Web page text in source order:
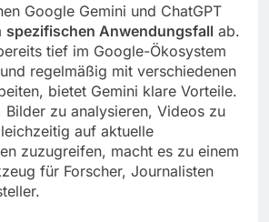
Google Gemini und ChatGPT
spezifischen Anwendungsfall ab.
tief im Google-Ökosystem
regelmäßig mit verschiedenen
bietet Gemini klare Vorteile.
zu analysieren, Videos zu
auf aktuelle
zuzugreifen, macht es zu einem
für Forscher, Journalisten